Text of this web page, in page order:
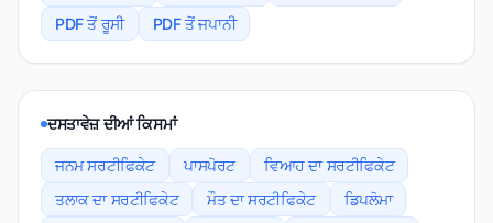
PDF ਤੋਂ ਰੂਸੀ
PDF ਤੋਂ ਜਪਾਨੀ
ਦਸਤਾਵੇਜ਼ ਦੀਆਂ ਕਿਸਮਾਂ
ਜਨਮ ਸਰਟੀਫਿਕੇਟ ਪਾਸਪੋਰਟ
ਵਿਆਹ ਦਾ ਸਰਟੀਫਿਕੇਟ
ਤਲਾਕ ਦਾ ਸਰਟੀਫਿਕੇਟ
ਮੌਤ ਦਾ ਸਰਟੀਫਿਕੇਟ
ਡਿਪਲੋਮਾ